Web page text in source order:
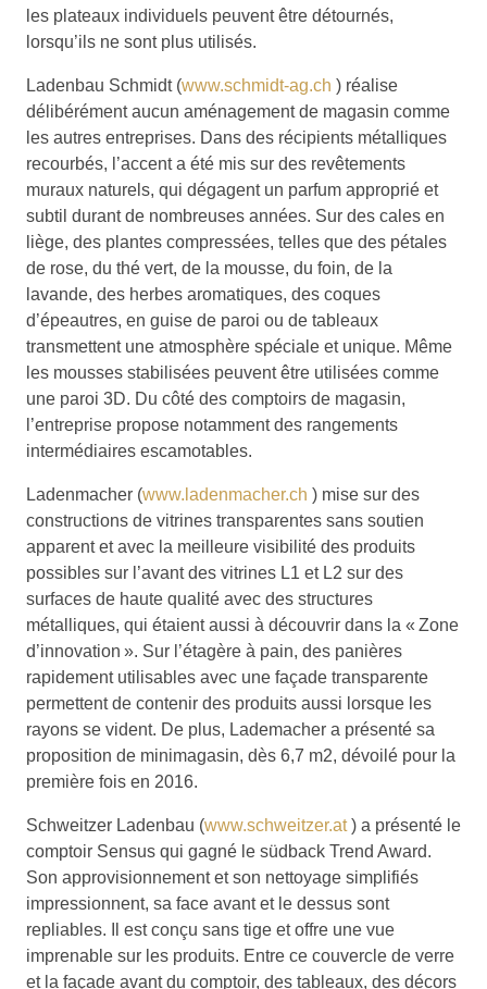
les plateaux individuels peuvent être détournés,
lorsqu’ils ne sont plus utilisés.
Ladenbau Schmidt (www.schmidt-ag.ch ) réalise
délibérément aucun aménagement de magasin comme
les autres entreprises. Dans des récipients métalliques
recourbés, l’accent a été mis sur des revêtements
muraux naturels, qui dégagent un parfum approprié et
subtil durant de nombreuses années. Sur des cales en
liège, des plantes compressées, telles que des pétales
de rose, du thé vert, de la mousse, du foin, de la
lavande, des herbes aromatiques, des coques
d’épeautres, en guise de paroi ou de tableaux
transmettent une atmosphère spéciale et unique. Même
les mousses stabilisées peuvent être utilisées comme
une paroi 3D. Du côté des comptoirs de magasin,
l’entreprise propose notamment des rangements
intermédiaires escamotables.
Ladenmacher (www.ladenmacher.ch ) mise sur des
constructions de vitrines transparentes sans soutien
apparent et avec la meilleure visibilité des produits
possibles sur l’avant des vitrines L1 et L2 sur des
surfaces de haute qualité avec des structures
métalliques, qui étaient aussi à découvrir dans la « Zone
d’innovation ». Sur l’étagère à pain, des panières
rapidement utilisables avec une façade transparente
permettent de contenir des produits aussi lorsque les
rayons se vident. De plus, Lademacher a présenté sa
proposition de minimagasin, dès 6,7 m2, dévoilé pour la
première fois en 2016.
Schweitzer Ladenbau (www.schweitzer.at) a présenté le
comptoir Sensus qui gagné le südback Trend Award.
Son approvisionnement et son nettoyage simplifiés
impressionnent, sa face avant et le dessus sont
repliables. Il est conçu sans tige et offre une vue
imprenable sur les produits. Entre ce couvercle de verre
et la façade avant du comptoir, des tableaux, des décors